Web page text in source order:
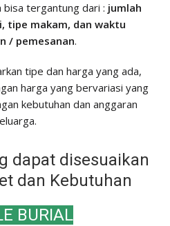
bisa tergantung dari : jumlah
tipe makam, dan waktu
/ pemesanan.
tipe dan harga yang ada,
harga yang bervariasi yang
kebutuhan dan anggaran
dapat disesuaikan
dan Kebutuhan
BURIAL